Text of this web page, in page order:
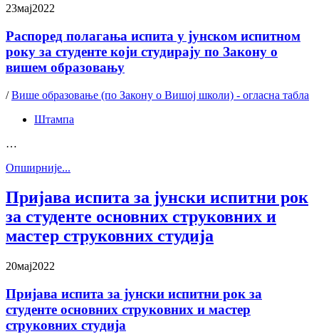
23мај2022
Распоред полагања испита у јунском испитном
року за студенте који студирају по Закону о
вишем образовању
/Више образовање (по Закону о Вишој школи) - огласна табла
Штампа
…
Oпширније...
Пријава испита за јунски испитни рок
за студенте основних струковних и
мастер струковних студија
20мај2022
Пријава испита за јунски испитни рок за
студенте основних струковних и мастер
струковних студија